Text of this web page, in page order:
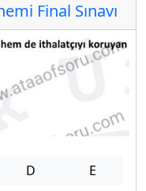
Final Sınavı
D E